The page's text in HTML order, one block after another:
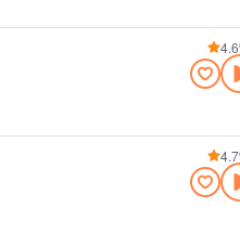
4.6
4.7